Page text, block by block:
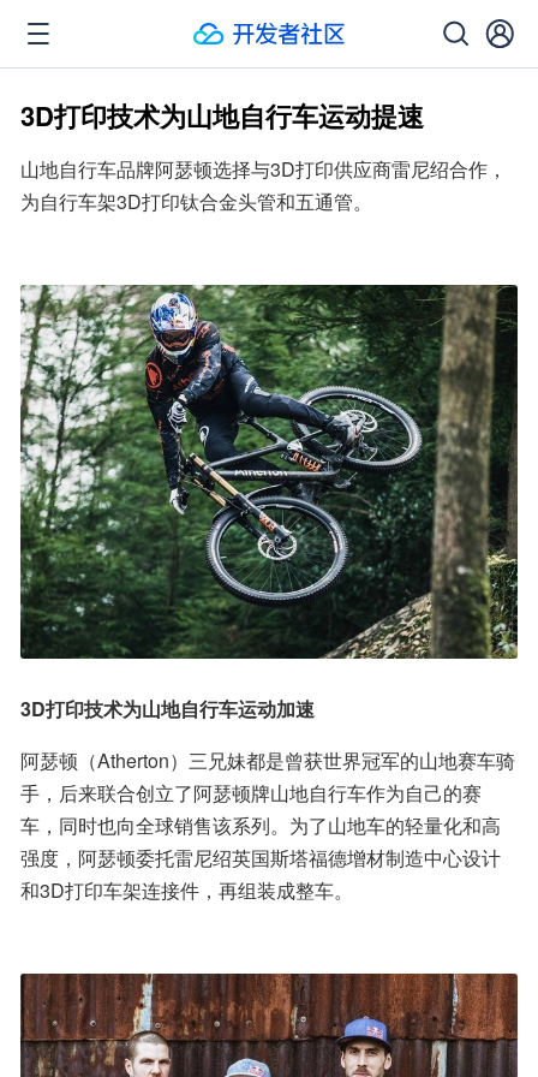
3D打印技术为山地自行车运动提速
山地自行车品牌阿瑟顿选择与3D打印供应商雷尼绍合作，
为自行车架3D打印钛合金头管和五通管。
3D打印技术为山地自行车运动加速
阿瑟顿（Atherton）三兄妹都是曾获世界冠军的山地赛车骑
手，后来联合创立了阿瑟顿牌山地自行车作为自己的赛
车，同时也向全球销售该系列。为了山地车的轻量化和高
强度，阿瑟顿委托雷尼绍英国斯塔福德增材制造中心设计
和3D打印车架连接件，再组装成整车。